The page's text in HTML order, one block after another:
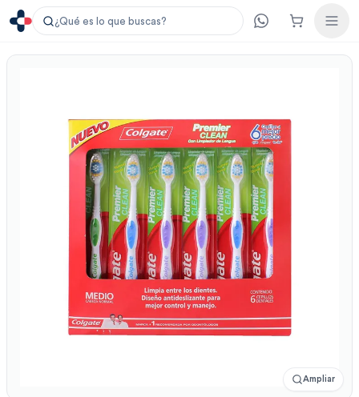
¿Qué es lo que buscas?
Ampliar